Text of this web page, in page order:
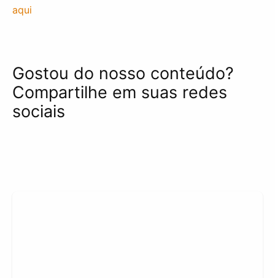
aqui
Gostou do nosso conteúdo?
Compartilhe em suas redes
sociais